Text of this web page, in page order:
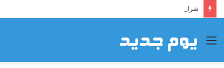
شراكة إيجي تاورز مع بلدينا.. قيمة مضافة تعزز نجاح المشروعات
القائمة